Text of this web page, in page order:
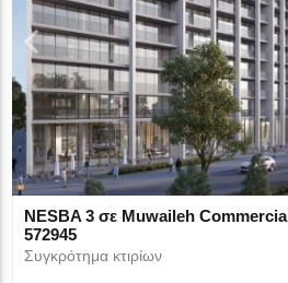
NESBA 3 σε Muwaileh
572945
Συγκρότημα κτιρίων